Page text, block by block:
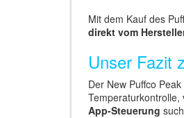
Mit dem Kauf des
direkt vom
Unser Fazit
Der New Puffco
Temperaturkontrolle,
App-Steuerung